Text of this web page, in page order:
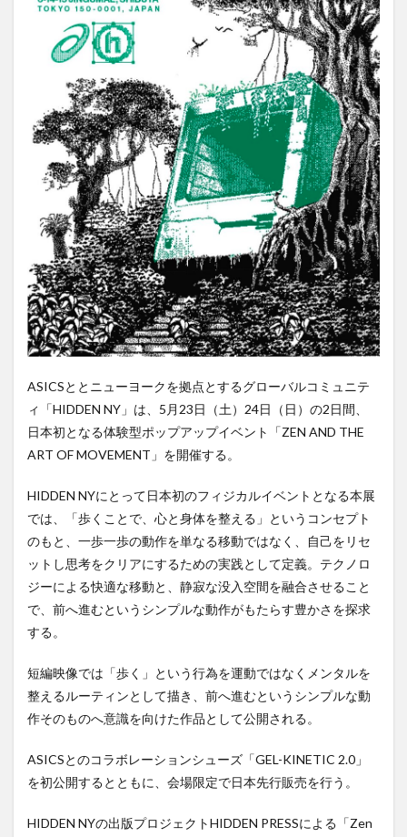
ASICSととニューヨークを拠点とするグローバルコミュニテ
ィ「HIDDEN NY」は、5⽉23⽇（⼟）24⽇（⽇）の2⽇間、
⽇本初となる体験型ポップアップイベント「ZEN AND THE
ART OF MOVEMENT」を開催する。
HIDDEN NYにとって⽇本初のフィジカルイベントとなる本展
では、「歩くことで、⼼と⾝体を整える」というコンセプト
のもと、⼀歩⼀歩の動作を単なる移動ではなく、⾃⼰をリセ
ットし思考をクリアにするための実践として定義。テクノロ
ジーによる快適な移動と、静寂な没⼊空間を融合させること
で、前へ進むというシンプルな動作がもたらす豊かさを探求
する。
短編映像では「歩く」という⾏為を運動ではなくメンタルを
整えるルーティンとして描き、前へ進むというシンプルな動
作そのものへ意識を向けた作品として公開される。
ASICSとのコラボレーションシューズ「GEL-KINETIC 2.0」
を初公開するとともに、会場限定で⽇本先⾏販売を⾏う。
HIDDEN NYの出版プロジェクトHIDDEN PRESSによる「Zen